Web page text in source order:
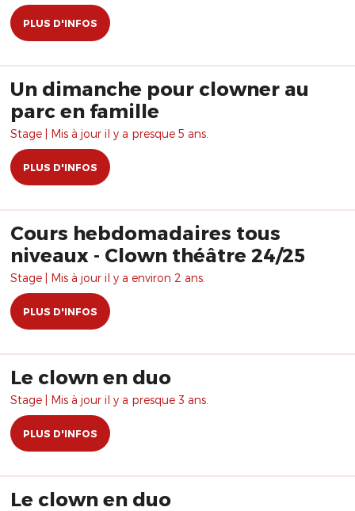
PLUS D'INFOS
Un dimanche pour clowner au
parc en famille
Stage | Mis à jour il y a presque 5 ans.
PLUS D'INFOS
Cours hebdomadaires tous
niveaux - Clown théâtre 24/25
Stage | Mis à jour il y a environ 2 ans.
PLUS D'INFOS
Le clown en duo
Stage | Mis à jour il y a presque 3 ans.
PLUS D'INFOS
Le clown en duo